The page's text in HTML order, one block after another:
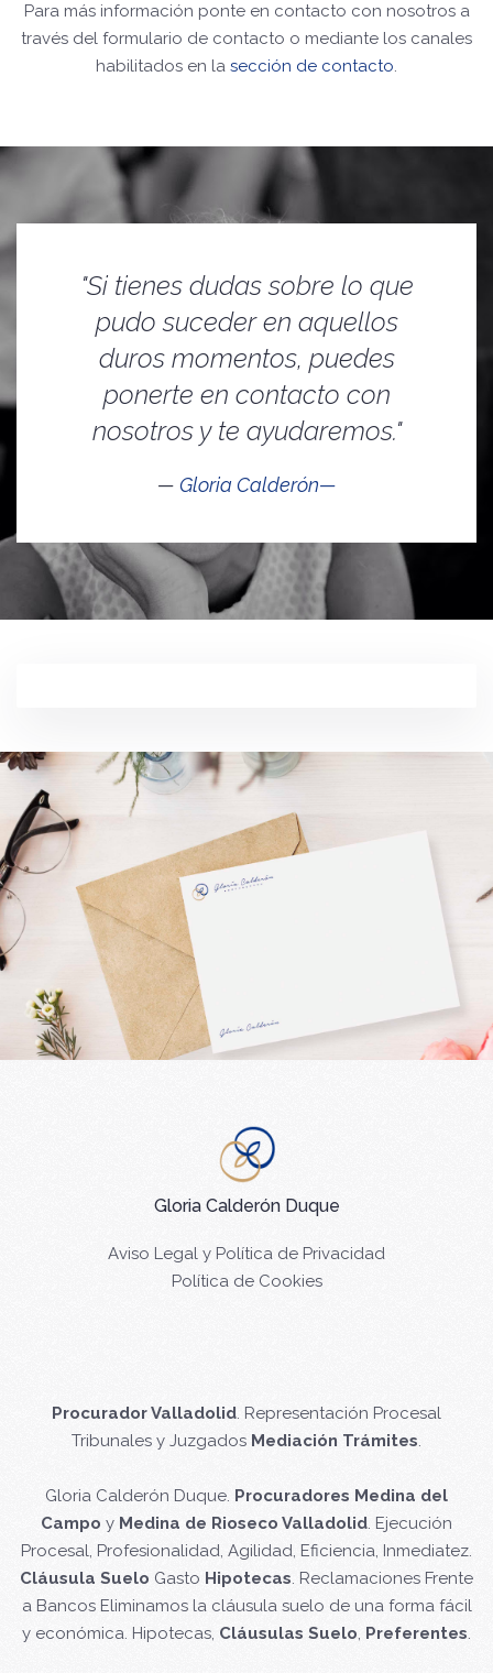
Para más información ponte en contacto con nosotros a
través del formulario de contacto o mediante los canales
habilitados en la sección de contacto.
"Si tienes dudas sobre lo que
pudo suceder en aquellos
duros momentos, puedes
ponerte en contacto con
nosotros y te ayudaremos."
Gloria Calderón—
Gloria Calderón Duque
Aviso Legal y Política de Privacidad
Política de Cookies
Procurador Valladolid. Representación Procesal
Tribunales y Juzgados Mediación Trámites.
Gloria Calderón Duque. Procuradores Medina del
Campo y Medina de Rioseco Valladolid. Ejecución
Procesal, Profesionalidad, Agilidad, Eficiencia, Inmediatez.
Cláusula Suelo Gasto Hipotecas. Reclamaciones Frente
a Bancos Eliminamos la cláusula suelo de una forma fácil
y económica. Hipotecas, Cláusulas Suelo, Preferentes.